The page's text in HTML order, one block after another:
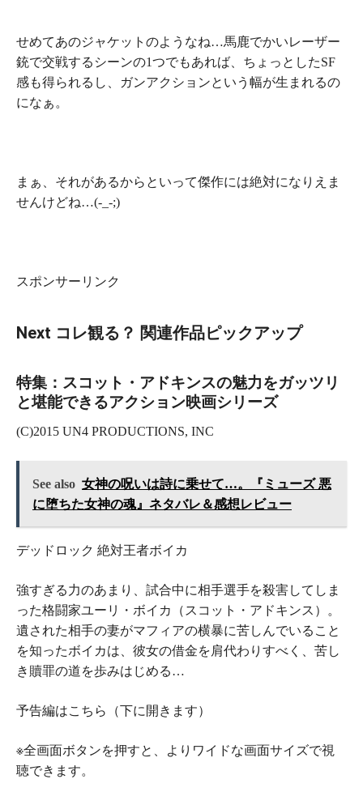
せめてあのジャケットのようなね…馬鹿でかいレーザー
銃で交戦するシーンの1つでもあれば、ちょっとしたSF
感も得られるし、ガンアクションという幅が生まれるの
になぁ。
まぁ、それがあるからといって傑作には絶対になりえま
せんけどね…(-_-;)
スポンサーリンク
Next コレ観る？ 関連作品ピックアップ
特集：スコット・アドキンスの魅力をガッツリ
と堪能できるアクション映画シリーズ
(C)2015 UN4 PRODUCTIONS, INC
See also 女神の呪いは詩に乗せて…。『ミューズ 悪
に堕ちた女神の魂』ネタバレ＆感想レビュー
デッドロック 絶対王者ボイカ
強すぎる力のあまり、試合中に相手選手を殺害してしま
った格闘家ユーリ・ボイカ（スコット・アドキンス）。
遺された相手の妻がマフィアの横暴に苦しんでいること
を知ったボイカは、彼女の借金を肩代わりすべく、苦し
き贖罪の道を歩みはじめる…
予告編はこちら（下に開きます）
※全画面ボタンを押すと、よりワイドな画面サイズで視
聴できます。